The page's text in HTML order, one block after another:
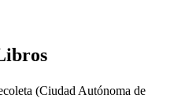
(Ciudad Autónoma de